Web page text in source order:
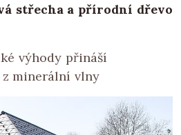
střecha a přírodní dřevo
výhody přináší
z minerální vlny